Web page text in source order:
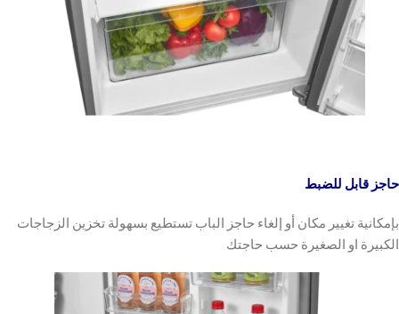
حاجز قابل للضبط
بإمكانية تغيير مكان أو إلغاء حاجز الباب تستطيع بسهولة تخزين الزجاجات
الكبيرة او الصغيرة حسب حاجتك